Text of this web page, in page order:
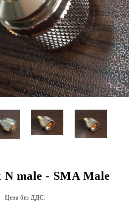
N male - SMA Male
Цена без ДДС: